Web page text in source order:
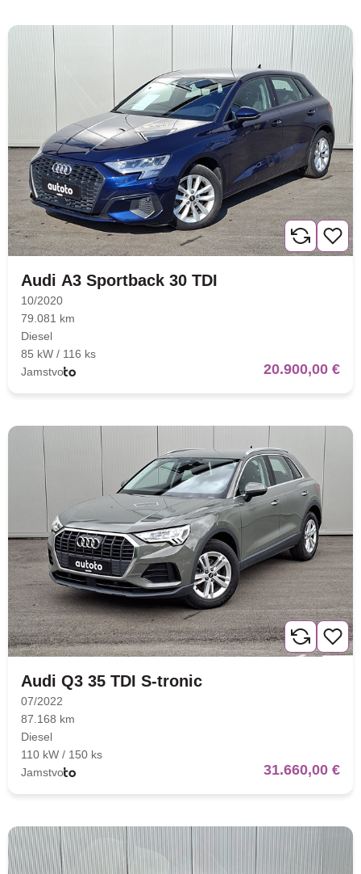
Audi A3 Sportback 30 TDI
10/2020
79.081 km
Diesel
85 kW / 116 ks
Jamstvo
20.900,00 €
Audi Q3 35 TDI S-tronic
07/2022
87.168 km
Diesel
110 kW / 150 ks
Jamstvo
31.660,00 €
Nova lokacija - Slavonska
avenija 102, Resnik